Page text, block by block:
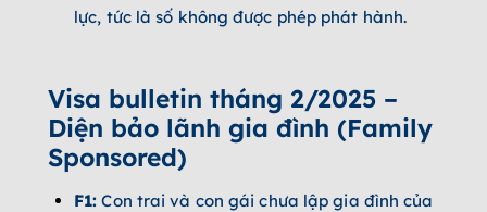
lực, tức là số không được phép phát hành.
Visa bulletin tháng 2/2025 –
Diện bảo lãnh gia đình (Family
Sponsored)­
F1: Con trai và con gái chưa lập gia đình của